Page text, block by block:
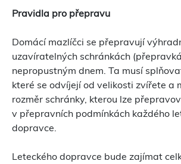
Pravidla pro přepravu
Domácí mazlíčci se přepravují
uzavíratelných schránkách
nepropustným dnem. Ta musí
které se odvíjejí od velikosti zvířete a
rozměr schránky, kterou lze
v přepravních podmínkách každého
dopravce.
Leteckého dopravce bude zajímat